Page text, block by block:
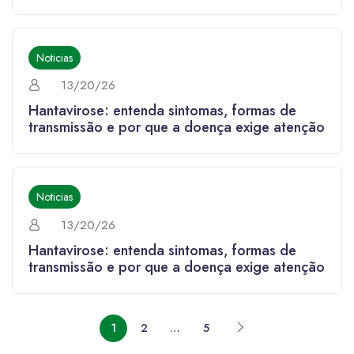
Noticias
13/20/26
Hantavirose: entenda sintomas, formas de
transmissão e por que a doença exige atenção
Noticias
13/20/26
Hantavirose: entenda sintomas, formas de
transmissão e por que a doença exige atenção
1 2 … 5